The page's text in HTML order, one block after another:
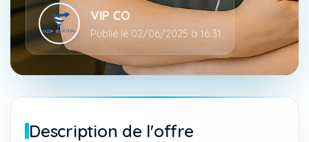
VIP CO
Publié le 02/06/2025 à 16:31
Description de l'offre